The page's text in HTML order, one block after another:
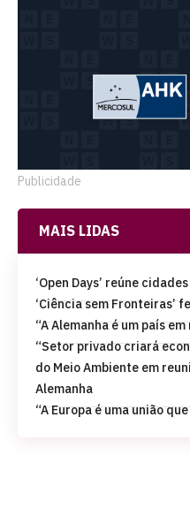
Publicidade
MAIS LIDAS
‘Open Days’ reúne
‘Ciência sem Fronteiras’
“A Alemanha é um país
“Setor privado criará
do Meio Ambiente em
Alemanha
“A Europa é uma união